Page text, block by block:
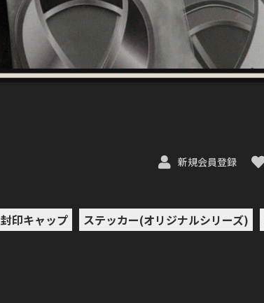
新規会員登録
封印キャップ ステッカー(オリジナルシリーズ)